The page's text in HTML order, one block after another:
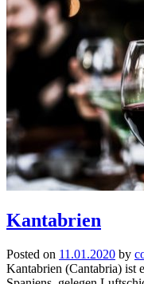
Kantabrien
Posted on 11.01.2020 by
Kantabrien (Cantabria) ist